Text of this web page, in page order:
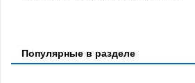
Популярные в разделе